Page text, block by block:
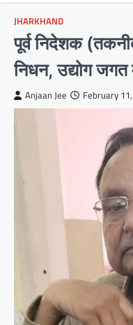
JHARKHAND
पूर्व निदेशक
निधन, उद्योग
Anjaan Jee February